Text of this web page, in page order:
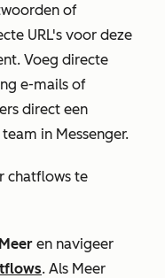
of
URL's voor deze
Voeg directe
e-mails of
direct een
in Messenger.
chatflows te
Meer en navigeer
. Als Meer